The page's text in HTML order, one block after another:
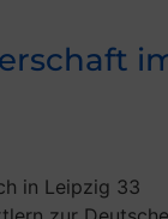
in Leipzig 33